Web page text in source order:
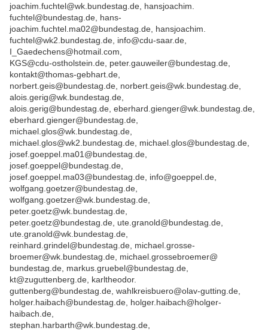
joachim.fuchtel@wk.bundestag.de, hansjoachim.
fuchtel@bundestag.de, hans-
joachim.fuchtel.ma02@bundestag.de, hansjoachim.
fuchtel@wk2.bundestag.de, info@cdu-saar.de,
I_Gaedechens@hotmail.com,
KGS@cdu-ostholstein.de, peter.gauweiler@bundestag.de,
kontakt@thomas-gebhart.de,
norbert.geis@bundestag.de, norbert.geis@wk.bundestag.de,
alois.gerig@wk.bundestag.de,
alois.gerig@bundestag.de, eberhard.gienger@wk.bundestag.de,
eberhard.gienger@bundestag.de,
michael.glos@wk.bundestag.de,
michael.glos@wk2.bundestag.de, michael.glos@bundestag.de,
josef.goeppel.ma01@bundestag.de,
josef.goeppel@bundestag.de,
josef.goeppel.ma03@bundestag.de, info@goeppel.de,
wolfgang.goetzer@bundestag.de,
wolfgang.goetzer@wk.bundestag.de,
peter.goetz@wk.bundestag.de,
peter.goetz@bundestag.de, ute.granold@bundestag.de,
ute.granold@wk.bundestag.de,
reinhard.grindel@bundestag.de, michael.grosse-
broemer@wk.bundestag.de, michael.grossebroemer@
bundestag.de, markus.gruebel@bundestag.de,
kt@zuguttenberg.de, karltheodor.
guttenberg@bundestag.de, wahlkreisbuero@olav-gutting.de,
holger.haibach@bundestag.de, holger.haibach@holger-
haibach.de,
stephan.harbarth@wk.bundestag.de,